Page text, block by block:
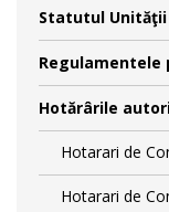
Statutul
Hotărârile
Hotarari de
Hotarari de